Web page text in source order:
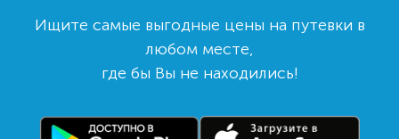
Ищите самые выгодные цены на путевки в
любом месте,
где бы Вы не находились!